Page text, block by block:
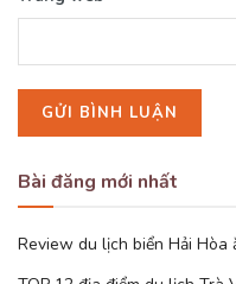
Bài đăng mới nhất
Review du lịch biển Hải Hòa